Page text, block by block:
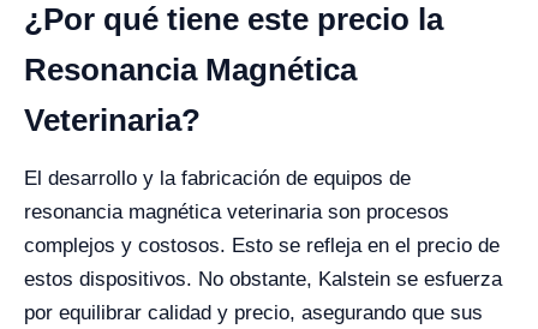
¿Por qué tiene este precio la
Resonancia Magnética
Veterinaria?
El desarrollo y la fabricación de equipos de
resonancia magnética veterinaria son procesos
complejos y costosos. Esto se refleja en el precio de
estos dispositivos. No obstante, Kalstein se esfuerza
por equilibrar calidad y precio, asegurando que sus